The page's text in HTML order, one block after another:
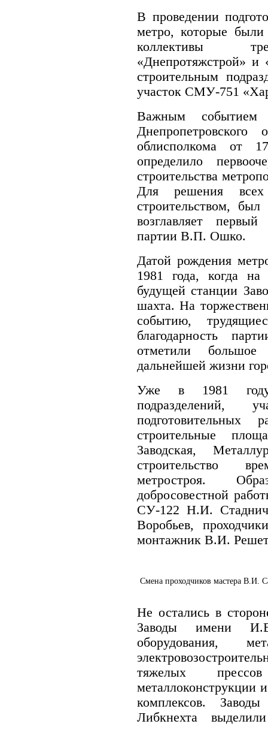
В проведении
метро, которые были
коллективы
«Днепротяжстрой» и
строительным
участок СМУ-751
Важным событием
облисполкома от
определило
строительства
Для решения
строительством,
возглавляет первый
партии В.П. Ошко.
Датой рождения
1981 года, когда на
будущей станции
шахта. На
событию,
благодарность
отметили большое
дальнейшей жизни
Уже в 1981 году
подразделений,
строительные
Заводская,
строительство
метростроя.
добросовестной
СУ-122 Н.И.
Воробьев,
монтажник В.И.
Смена проходчиков мастера В.И.
Не остались в
Заводы имени
оборудования,
тяжелых
металлоконструкции
комплексов.
Либкнехта